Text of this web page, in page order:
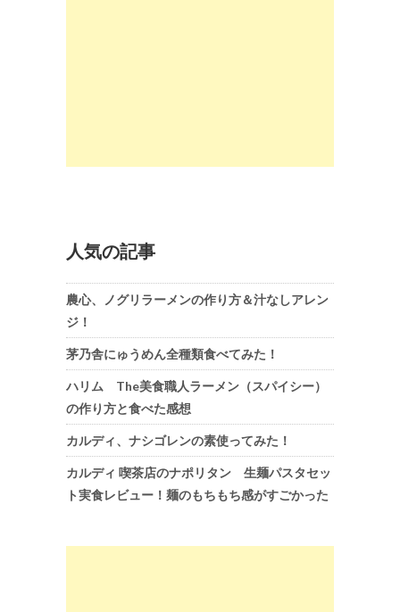
人気の記事
農心、ノグリラーメンの作り方＆汁なしアレン
ジ！
茅乃舎にゅうめん全種類食べてみた！
ハリム The美食職人ラーメン（スパイシー）
の作り方と食べた感想
カルディ、ナシゴレンの素使ってみた！
カルディ 喫茶店のナポリタン 生麺パスタセッ
ト実食レビュー！麺のもちもち感がすごかった